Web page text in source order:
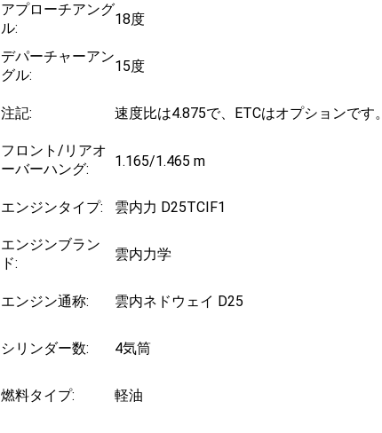
アプローチアング
ル:
18度
デパーチャーアン
グル:
15度
注記: 速度比は4.875で、ETCはオプションです。
フロント/リアオ
ーバーハング:
1.165/1.465 m
エンジンタイプ: 雲内力 D25TCIF1
エンジンブラン
ド:
雲内力学
エンジン通称: 雲内ネドウェイ D25
シリンダー数: 4気筒
燃料タイプ: 軽油